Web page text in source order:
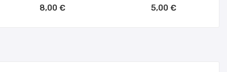
8,00 € 5,00 €